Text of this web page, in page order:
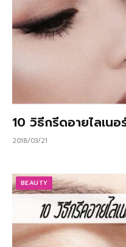
10 วิธีกรีดอายไลเน
2018/03/21
BEAUTY